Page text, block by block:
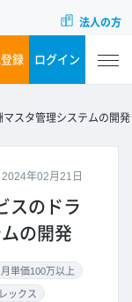
法人の方
録 ログイン
マスタ管理システムの開発
2024年02月21日
スのドラ
の開発
月単価100万以上
ックス